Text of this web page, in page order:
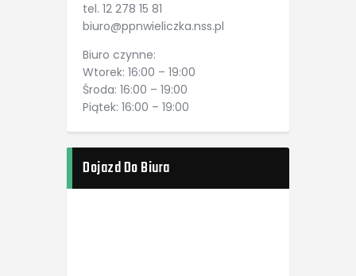
tel. 12 278 15 81
biuro@ppnwieliczka.nss.pl
Biuro czynne:
Wtorek: 16:00 – 19:00
Środa: 16:00 – 19:00
Piątek: 16:00 – 19:00
Dojazd Do Biura